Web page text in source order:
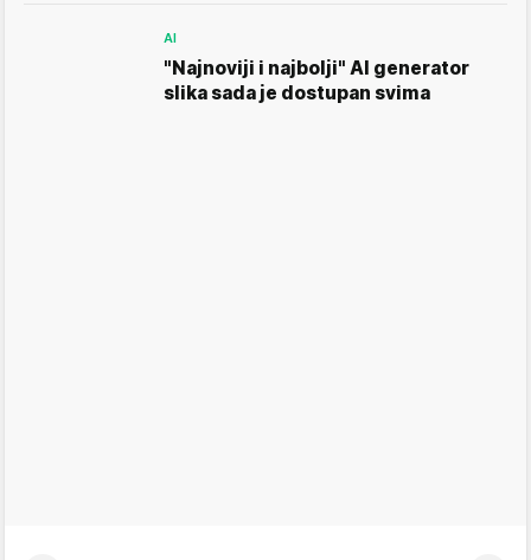
AI
"Najnoviji i najbolji" AI generator
slika sada je dostupan svima